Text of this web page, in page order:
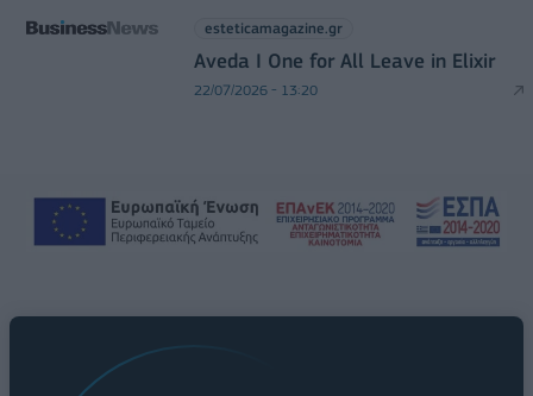
esteticamagazine.gr
Aveda I One for All Leave in Elixir
22/07/2026 - 13:20